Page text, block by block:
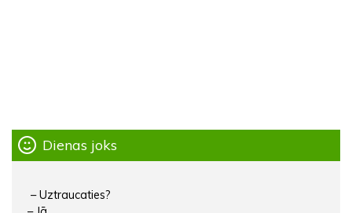
Dienas joks
– Uztraucaties?